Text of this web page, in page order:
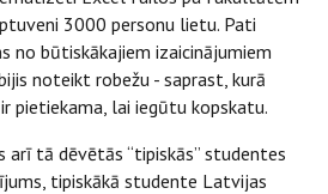
3000 personu lietu. Pati
no būtiskākajiem izaicinājumiem
noteikt robežu - saprast, kurā
pietiekama, lai iegūtu kopskatu.
arī tā dēvētās “tipiskās” studentes
tipiskākā studente Latvijas